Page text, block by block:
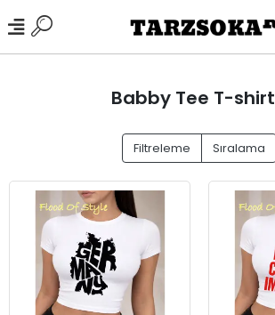
Babby Tee T-shirt
Filtreleme Sıralama